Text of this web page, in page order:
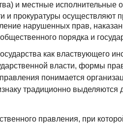
и местные исполнительные
и прокуратуры осуществляют
нарушенных прав,
порядка и
как властвующего
власти, формы
понимается
традиционно
правления, при